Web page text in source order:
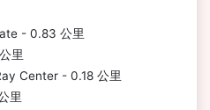
- 0.83 公里
里
Center - 0.18 公里
里